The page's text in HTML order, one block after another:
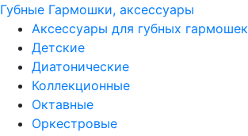
Губные Гармошки, аксессуары
Аксессуары для губных гармошек
Детские
Диатонические
Коллекционные
Октавные
Оркестровые